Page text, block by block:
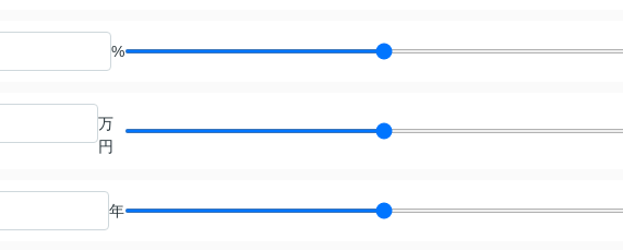
%
万
円
年